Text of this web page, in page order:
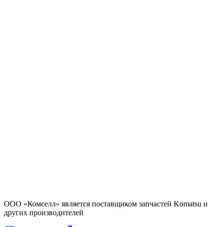
ООО «Комселл» является поставщиком запчастей Komatsu и
других производителей